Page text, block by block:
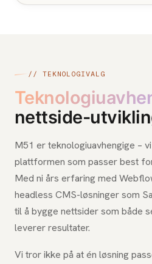
// TEKNOLOGIVALG
nettside-
M51 er teknologiuavhengige –
plattformen som passer best
Med ni års erfaring med
headless CMS-løsninger som
til å bygge nettsider som både
leverer resultater.
Vi tror ikke på at én løsning